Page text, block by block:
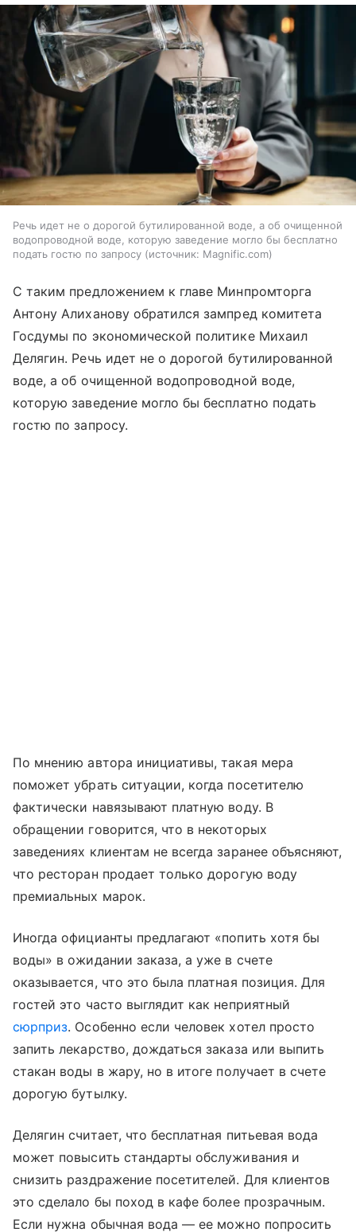
Речь идет не о дорогой бутилированной воде, а об очищенной
водопроводной воде, которую заведение могло бы бесплатно
подать гостю по запросу
источник: Magnific.com
С таким предложением к главе Минпромторга
Антону Алиханову обратился зампред комитета
Госдумы по экономической политике Михаил
Делягин. Речь идет не о дорогой бутилированной
воде, а об очищенной водопроводной воде,
которую заведение могло бы бесплатно подать
гостю по запросу.
По мнению автора инициативы, такая мера
поможет убрать ситуации, когда посетителю
фактически навязывают платную воду. В
обращении говорится, что в некоторых
заведениях клиентам не всегда заранее объясняют,
что ресторан продает только дорогую воду
премиальных марок.
Иногда официанты предлагают «попить хотя бы
воды» в ожидании заказа, а уже в счете
оказывается, что это была платная позиция. Для
гостей это часто выглядит как неприятный
сюрприз. Особенно если человек хотел просто
запить лекарство, дождаться заказа или выпить
стакан воды в жару, но в итоге получает в счете
дорогую бутылку.
Делягин считает, что бесплатная питьевая вода
может повысить стандарты обслуживания и
снизить раздражение посетителей. Для клиентов
это сделало бы поход в кафе более прозрачным.
Если нужна обычная вода — ее можно попросить